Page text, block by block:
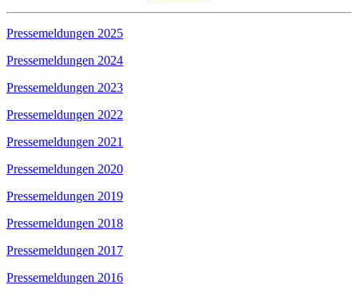
Pressemeldungen 2025
Pressemeldungen 2024
Pressemeldungen 2023
Pressemeldungen 2022
Pressemeldungen 2021
Pressemeldungen 2020
Pressemeldungen 2019
Pressemeldungen 2018
Pressemeldungen 2017
Pressemeldungen 2016